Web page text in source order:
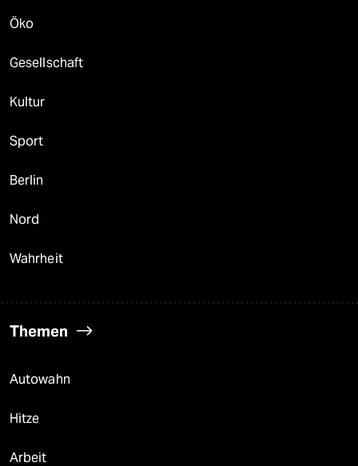
Öko
Gesellschaft
Kultur
Sport
Berlin
Nord
Wahrheit
Themen
Autowahn
Hitze
Arbeit